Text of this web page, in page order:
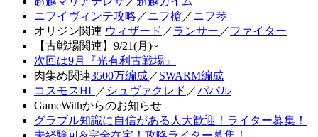
ニフイヴィンテ攻略 ／ニフ槍 ／ニフ琴
オリジン関連 ウィザード ／ランサー ／ファイター
【古戦場関連】9/21(月)~
次回は9月『光有利古戦場』
肉集め関連3500万編成／SWARM編成
コスモスHL ／ シュヴァクレド ／パパル
GameWithからのお知らせ
グラブル知識に自信がある人大歓迎！ライター募集！